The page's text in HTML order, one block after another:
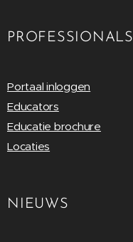
PROFESSIONALS
Portaal inloggen
Educators
Educatie brochure
Locaties
NIEUWS